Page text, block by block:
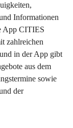
Informationen
App CITIES
zahlreichen
in der App gibt
aus dem
sowie
der